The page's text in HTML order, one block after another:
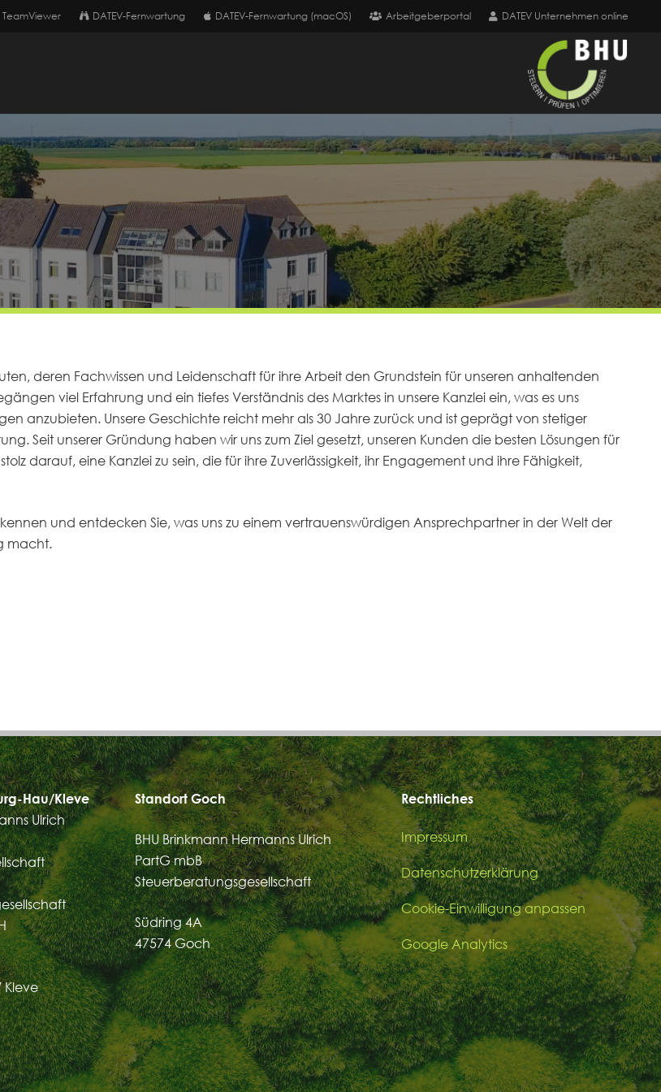
TeamViewer DATEV-Fernwartung DATEV-Fernwartung (macOS) Arbeitgeberportal DATEV Unternehmen online
deren Fachwissen und Leidenschaft für ihre Arbeit den Grundstein für unseren anhaltenden
viel Erfahrung und ein tiefes Verständnis des Marktes in unsere Kanzlei ein, was es uns
anzubieten. Unsere Geschichte reicht mehr als 30 Jahre zurück und ist geprägt von stetiger
Seit unserer Gründung haben wir uns zum Ziel gesetzt, unseren Kunden die besten Lösungen für
darauf, eine Kanzlei zu sein, die für ihre Zuverlässigkeit, ihr Engagement und ihre Fähigkeit,
und entdecken Sie, was uns zu einem vertrauenswürdigen Ansprechpartner in der Welt der
macht.
Hau/Kleve
Ulrich
Kleve
Standort Goch
BHU Brinkmann Hermanns Ulrich
PartG mbB
Steuerberatungsgesellschaft
Südring 4A
47574 Goch
Rechtliches
Impressum
Datenschutzerklärung
Cookie-Einwilligung anpassen
Google Analytics